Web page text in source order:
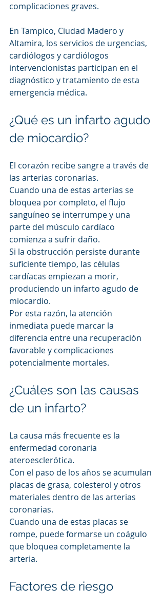
complicaciones graves.
En Tampico, Ciudad Madero y
Altamira, los servicios de urgencias,
cardiólogos y cardiólogos
intervencionistas participan en el
diagnóstico y tratamiento de esta
emergencia médica.
¿Qué es un infarto agudo
de miocardio?
El corazón recibe sangre a través de
las arterias coronarias.
Cuando una de estas arterias se
bloquea por completo, el flujo
sanguíneo se interrumpe y una
parte del músculo cardíaco
comienza a sufrir daño.
Si la obstrucción persiste durante
suficiente tiempo, las células
cardíacas empiezan a morir,
produciendo un infarto agudo de
miocardio.
Por esta razón, la atención
inmediata puede marcar la
diferencia entre una recuperación
favorable y complicaciones
potencialmente mortales.
¿Cuáles son las causas
de un infarto?
La causa más frecuente es la
enfermedad coronaria
ateroesclerótica.
Con el paso de los años se acumulan
placas de grasa, colesterol y otros
materiales dentro de las arterias
coronarias.
Cuando una de estas placas se
rompe, puede formarse un coágulo
que bloquea completamente la
arteria.
Factores de riesgo